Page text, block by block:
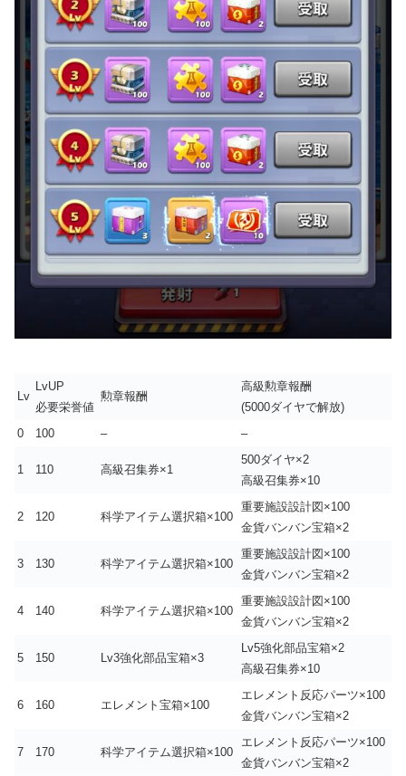
Lv
LvUP
必要栄誉値
勲章報酬
高級勲章報酬
(5000ダイヤで解放)
0
100 – –
1 110 高級召集券×1
500ダイヤ×2
高級召集券×10
2 120 科学アイテム選択箱×100
重要施設設計図×100
金貨バンバン宝箱×2
3 130 科学アイテム選択箱×100
重要施設設計図×100
金貨バンバン宝箱×2
4 140 科学アイテム選択箱×100
重要施設設計図×100
金貨バンバン宝箱×2
5 150 Lv3強化部品宝箱×3
Lv5強化部品宝箱×2
高級召集券×10
6 160 エレメント宝箱×100
エレメント反応パーツ×100
金貨バンバン宝箱×2
7 170 科学アイテム選択箱×100
エレメント反応パーツ×100
金貨バンバン宝箱×2